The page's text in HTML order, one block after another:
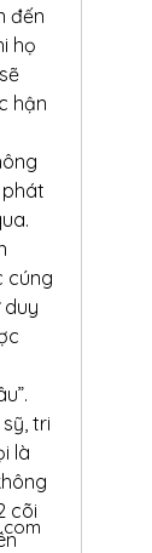
đến
họ
hận
phát
cúng
duy
tri
là
cõi